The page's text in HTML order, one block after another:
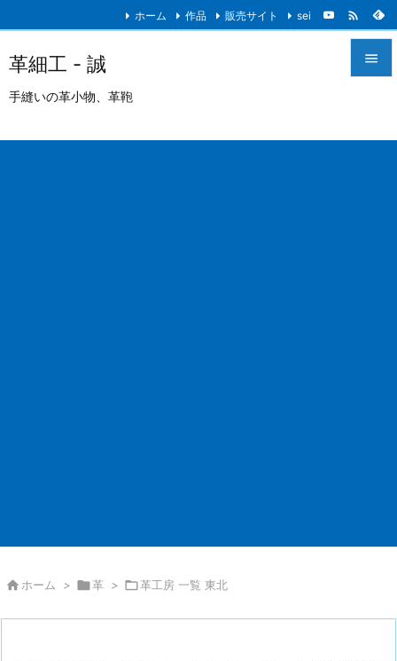
革細工 - 誠
手縫いの革小物、革鞄


ホーム 作品 販売サイト sei 
 ホーム > 革 > 革工房 一覧 東北